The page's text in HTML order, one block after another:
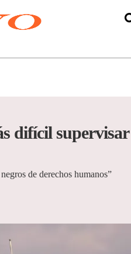
difícil supervisar
de derechos humanos”